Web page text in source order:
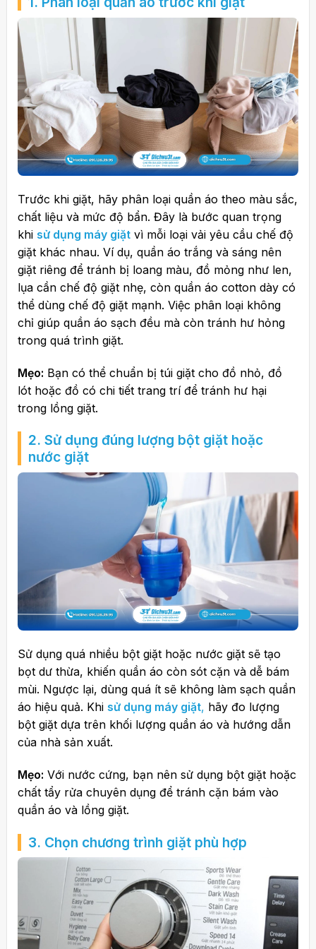
Trước khi giặt, hãy phân loại quần áo theo màu sắc,
chất liệu và mức độ bẩn. Đây là bước quan trọng
khi sử dụng máy giặtvì mỗi loại vải yêu cầu chế độ
giặt khác nhau. Ví dụ, quần áo trắng và sáng nên
giặt riêng để tránh bị loang màu, đồ mỏng như len,
lụa cần chế độ giặt nhẹ, còn quần áo cotton dày có
thể dùng chế độ giặt mạnh. Việc phân loại không
chỉ giúp quần áo sạch đều mà còn tránh hư hỏng
trong quá trình giặt.
Mẹo: Bạn có thể chuẩn bị túi giặt cho đồ nhỏ, đồ
lót hoặc đồ có chi tiết trang trí để tránh hư hại
trong lồng giặt.
2. Sử dụng đúng lượng bột giặt hoặc
nước giặt
Sử dụng quá nhiều bột giặt hoặc nước giặt sẽ tạo
bọt dư thừa, khiến quần áo còn sót cặn và dễ bám
mùi. Ngược lại, dùng quá ít sẽ không làm sạch quần
áo hiệu quả. Khi sử dụng máy giặt, hãy đo lượng
bột giặt dựa trên khối lượng quần áo và hướng dẫn
của nhà sản xuất.
Mẹo: Với nước cứng, bạn nên sử dụng bột giặt hoặc
chất tẩy rửa chuyên dụng để tránh cặn bám vào
quần áo và lồng giặt.
3. Chọn chương trình giặt phù hợp